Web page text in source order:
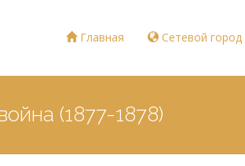
Главная Сетевой город
(1877-1878)